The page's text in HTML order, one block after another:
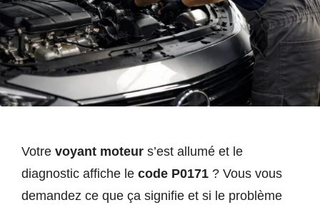
Votre voyant moteur s’est allumé et le
diagnostic affiche le code P0171 ? Vous vous
demandez ce que ça signifie et si le problème